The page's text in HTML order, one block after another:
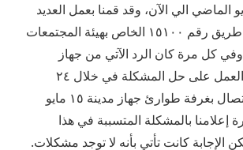
الماضي الي الآن، وقد قمنا بعمل العديد
من الشكاوى عن طريق رقم ١٥١٠٠ الخاص بهيئة المجتمعات
وفي كل مرة كان الرد الآتي من جهاز
المدينة هو"جاري العمل على حل المشكلة في خلال ٢٤
ساعة"، وقمنا بالاتصال بغرفة طوارئ جهاز مدينة ١٥ مايو
إعلامنا بالمشكلة المتسببة في هذا
الإجابة كانت تأتي بأنه لا توجد مشكلات.